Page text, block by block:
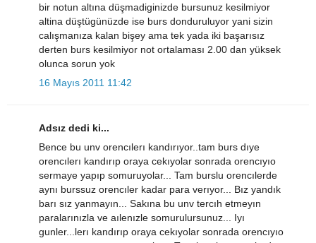
bir notun altına düşmadiginizde bursunuz kesilmiyor
altina düştügünüzde ise burs donduruluyor yani sizin
calışmanıza kalan bişey ama tek yada iki başarısız
derten burs kesilmiyor not ortalaması 2.00 dan yüksek
olunca sorun yok
16 Mayıs 2011 11:42
Adsız dedi ki...
Bence bu unv orencılerı kandırıyor..tam burs dıye
orencılerı kandırıp oraya cekıyolar sonrada orencıyıo
sermaye yapıp somuruyolar... Tam burslu orencılerde
aynı burssuz orencıler kadar para verıyor... Bız yandık
barı sız yanmayın... Sakına bu unv tercıh etmeyın
paralarınızla ve aılenızle somurulursunuz... Iyı
gunler...lerı kandırıp oraya cekıyolar sonrada orencıyıo